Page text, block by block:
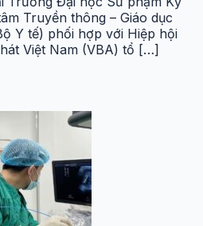
Truyền thông – Giáo dục
Y tế) phối hợp với Hiệp hội
Việt Nam (VBA) tổ […]